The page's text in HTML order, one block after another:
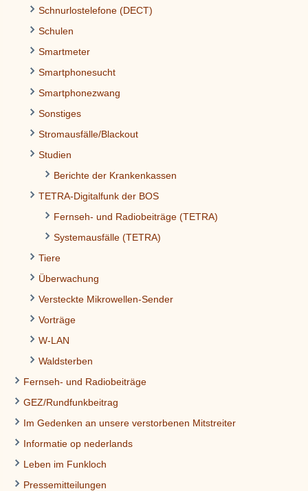
Schnurlostelefone (DECT)
Schulen
Smartmeter
Smartphonesucht
Smartphonezwang
Sonstiges
Stromausfälle/Blackout
Studien
Berichte der Krankenkassen
TETRA-Digitalfunk der BOS
Fernseh- und Radiobeiträge (TETRA)
Systemausfälle (TETRA)
Tiere
Überwachung
Versteckte Mikrowellen-Sender
Vorträge
W-LAN
Waldsterben
Fernseh- und Radiobeiträge
GEZ/Rundfunkbeitrag
Im Gedenken an unsere verstorbenen Mitstreiter
Informatie op nederlands
Leben im Funkloch
Pressemitteilungen